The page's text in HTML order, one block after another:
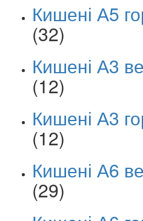
Кишені А5
(32)
Кишені А3
(12)
Кишені А3
(12)
Кишені А6
(29)